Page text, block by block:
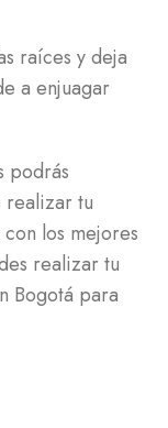
raíces y deja
a enjuagar
podrás
realizar tu
los mejores
realizar tu
Bogotá para